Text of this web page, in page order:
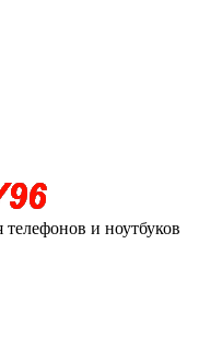
и ноутбуков